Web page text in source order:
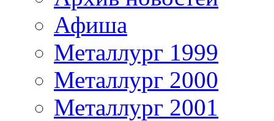
Афиша
Металлург 1999
Металлург 2000
Металлург 2001